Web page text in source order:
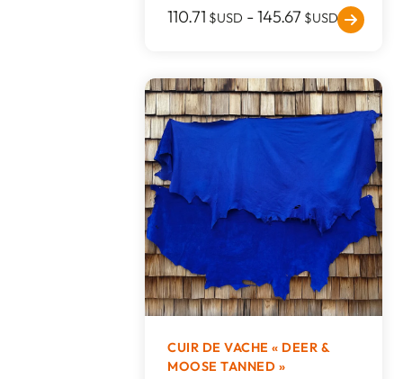
110.71 $USD -145.67 $USD
CUIR DE VACHE « DEER &
MOOSE TANNED »